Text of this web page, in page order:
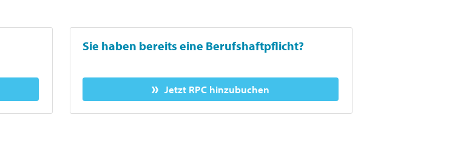
Sie haben bereits eine Berufshaftpflicht?
Jetzt RPC hinzubuchen